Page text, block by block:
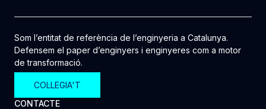
Som l’entitat de referència de l’enginyeria a Catalunya.
Defensem el paper d’enginyers i enginyeres com a motor
de transformació.
COL·LEGIA'T
CONTACTE